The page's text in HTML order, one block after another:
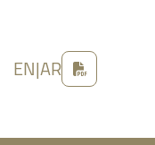
AR
|
EN